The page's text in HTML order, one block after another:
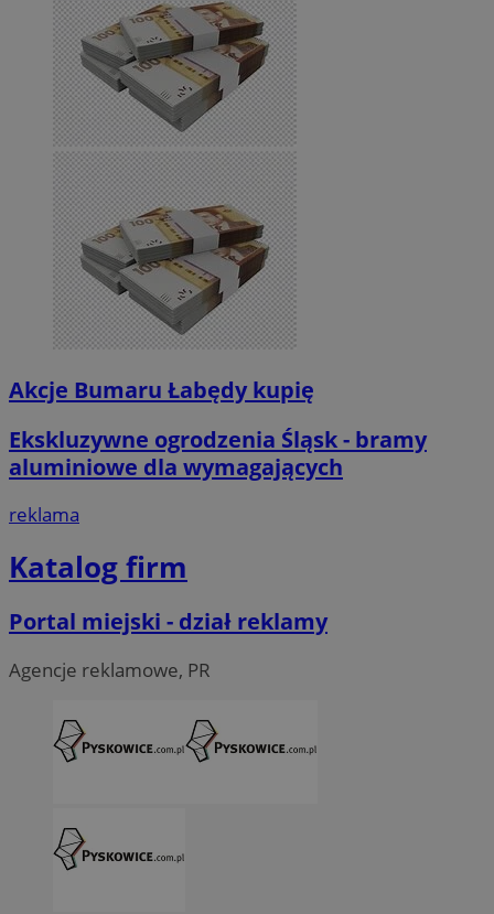
Akcje Bumaru Łabędy kupię
Ekskluzywne ogrodzenia Śląsk - bramy
aluminiowe dla wymagających
reklama
Katalog firm
Portal miejski - dział reklamy
Agencje reklamowe, PR